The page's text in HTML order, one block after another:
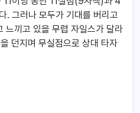
. 그러나 모두가 기대를 버리고
느끼고 있을 무렵 자일스가 달라
던지며 무실점으로 상대 타자